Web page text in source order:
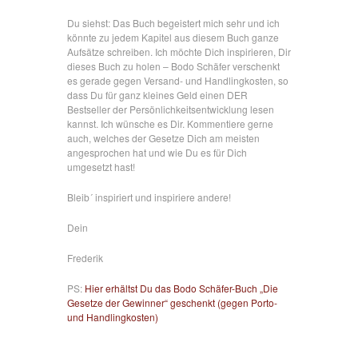
Du siehst: Das Buch begeistert mich sehr und ich
könnte zu jedem Kapitel aus diesem Buch ganze
Aufsätze schreiben. Ich möchte Dich inspirieren, Dir
dieses Buch zu holen – Bodo Schäfer verschenkt
es gerade gegen Versand- und Handlingkosten, so
dass Du für ganz kleines Geld einen DER
Bestseller der Persönlichkeitsentwicklung lesen
kannst. Ich wünsche es Dir. Kommentiere gerne
auch, welches der Gesetze Dich am meisten
angesprochen hat und wie Du es für Dich
umgesetzt hast!
Bleib´ inspiriert und inspiriere andere!
Dein
Frederik
PS: Hier erhältst Du das Bodo Schäfer-Buch „Die
Gesetze der Gewinner“ geschenkt (gegen Porto-
und Handlingkosten)